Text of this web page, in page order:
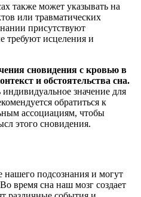
также может указывать на
или травматических
присутствуют
требуют исцеления и
сновидения с кровью в
и обстоятельства сна.
значение для
обратиться к
ассоциациям, чтобы
этого сновидения.
подсознания и могут
время сна наш мозг создает